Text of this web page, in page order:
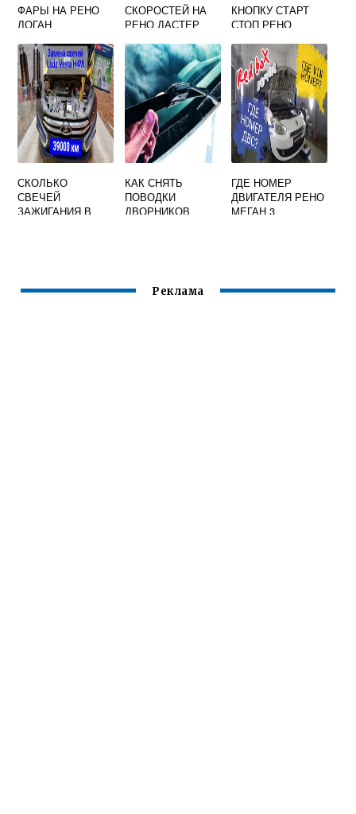
ФАРЫ НА РЕНО
ЛОГАН
СКОРОСТЕЙ НА
РЕНО ДАСТЕР
КНОПКУ СТАРТ
СТОП РЕНО
СКОЛЬКО
СВЕЧЕЙ
ЗАЖИГАНИЯ В
КАК СНЯТЬ
ПОВОДКИ
ДВОРНИКОВ
ГДЕ НОМЕР
ДВИГАТЕЛЯ РЕНО
МЕГАН 3
Реклама